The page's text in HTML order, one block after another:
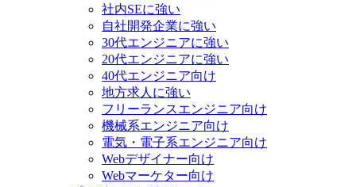
社内SEに強い
自社開発企業に強い
30代エンジニアに強い
20代エンジニアに強い
40代エンジニア向け
地方求人に強い
フリーランスエンジニア向け
機械系エンジニア向け
電気・電子系エンジニア向け
Webデザイナー向け
Webマーケター向け